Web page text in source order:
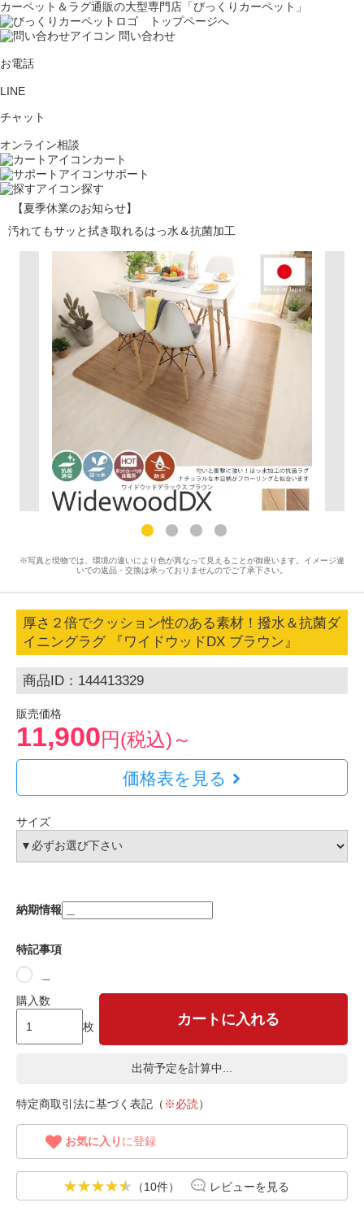
カーペット＆ラグ通販の大型専門店「びっくりカーペット」
問い合わせ
お電話
LINE
チャット
オンライン相談
カート
サポート
探す
【夏季休業のお知らせ】
汚れてもサッと拭き取れるはっ水＆抗菌加工
※写真と現物では、環境の違いにより色が異なって見えることが御座います。イメージ違
いでの返品・交換は承っておりませんのでご了承下さい。
厚さ２倍でクッション性のある素材！撥水＆抗菌ダ
イニングラグ 『ワイドウッドDX ブラウン』
商品ID：144413329
販売価格
11,900円(税込)～
価格表を見る
サイズ
納期情報
特記事項
購入数
枚
カートに入れる
出荷予定を計算中...
特定商取引法に基づく表記（ ※必読）
お気に入り に登録
（10件） レビューを見る